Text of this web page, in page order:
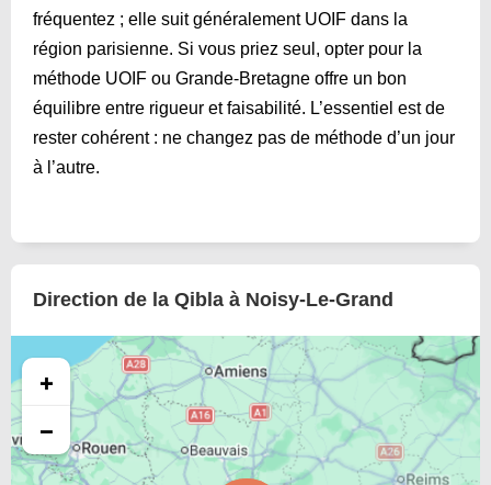
fréquentez ; elle suit généralement UOIF dans la
région parisienne. Si vous priez seul, opter pour la
méthode UOIF ou Grande-Bretagne offre un bon
équilibre entre rigueur et faisabilité. L’essentiel est de
rester cohérent : ne changez pas de méthode d’un jour
à l’autre.
Direction de la Qibla à Noisy-Le-Grand
+
−